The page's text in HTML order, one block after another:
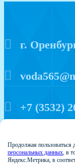
г.
+7 (3532)
Продолжая
персональных данных, в
Яндекс.Метрика, в